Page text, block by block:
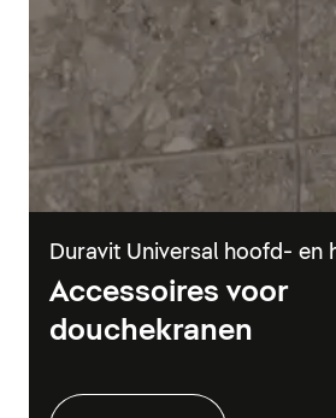
Duravit Universal hoofd- en
Accessoires voor
douchekranen